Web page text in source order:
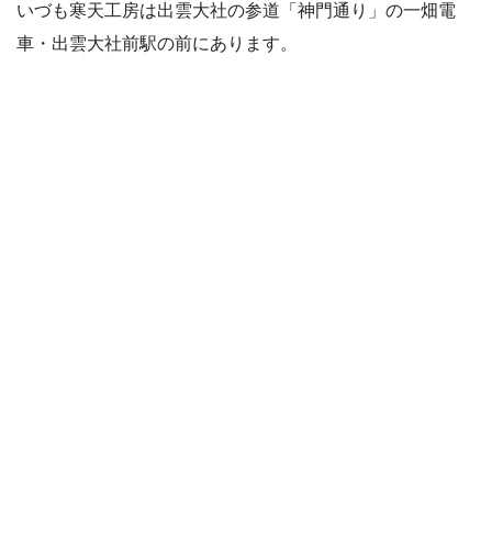
いづも寒天工房は出雲大社の参道「神門通り」の一畑電
車・出雲大社前駅の前にあります。